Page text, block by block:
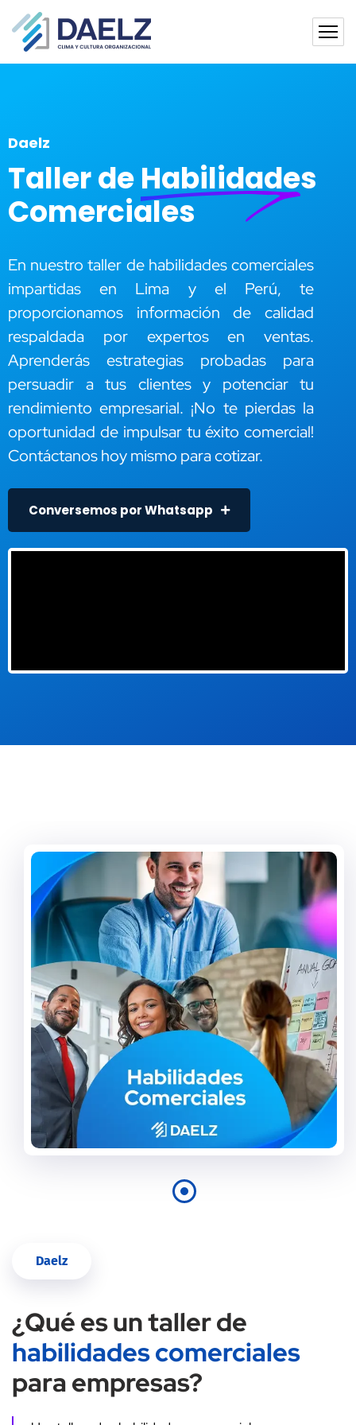
Daelz
Taller deHabilidades
Comerciales
En nuestro taller de habilidades comerciales
impartidas en Lima y el Perú, te
proporcionamos información de calidad
respaldada por expertos en ventas.
Aprenderás estrategias probadas para
persuadir a tus clientes y potenciar tu
rendimiento empresarial. ¡No te pierdas la
oportunidad de impulsar tu éxito comercial!
Contáctanos hoy mismo para cotizar.
Conversemos por Whatsapp
Daelz
¿Qué es un taller de
habilidades comerciales
para empresas?